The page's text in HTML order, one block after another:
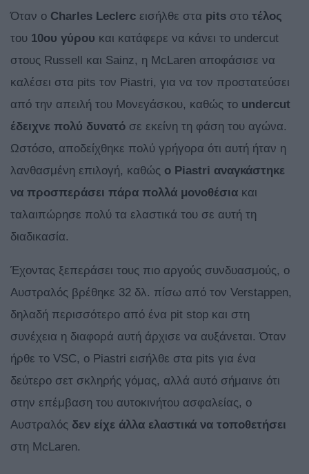
Όταν o Charles Leclerc εισήλθε στα pits στο τέλος
του 10ου γύρου και κατάφερε να κάνει το undercut
στους Russell και Sainz, η McLaren αποφάσισε να
καλέσει στα pits τον Piastri, για να τον προστατεύσει
από την απειλή του Μονεγάσκου, καθώς το undercut
έδειχνε πολύ δυνατό σε εκείνη τη φάση του αγώνα.
Ωστόσο, αποδείχθηκε πολύ γρήγορα ότι αυτή ήταν η
λανθασμένη επιλογή, καθώς ο Piastri αναγκάστηκε
να προσπεράσει πάρα πολλά μονοθέσια και
ταλαιπώρησε πολύ τα ελαστικά του σε αυτή τη
διαδικασία.
Έχοντας ξεπεράσει τους πιο αργούς συνδυασμούς, ο
Αυστραλός βρέθηκε 32 δλ. πίσω από τον Verstappen,
δηλαδή περισσότερο από ένα pit stop και στη
συνέχεια η διαφορά αυτή άρχισε να αυξάνεται. Όταν
ήρθε το VSC, ο Piastri εισήλθε στα pits για ένα
δεύτερο σετ σκληρής γόμας, αλλά αυτό σήμαινε ότι
στην επέμβαση του αυτοκινήτου ασφαλείας, ο
Αυστραλός δεν είχε άλλα ελαστικά να τοποθετήσει
στη McLaren.